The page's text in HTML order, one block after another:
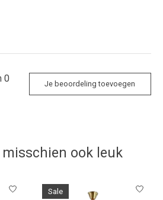
0
Je beoordeling toevoegen
misschien ook leuk
Sale